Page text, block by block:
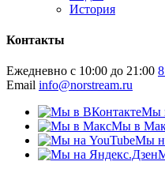
История
Контакты
Ежедневно с 10:00 до 21:00
Email info@norstream.ru
Мы
Мы в
Мы